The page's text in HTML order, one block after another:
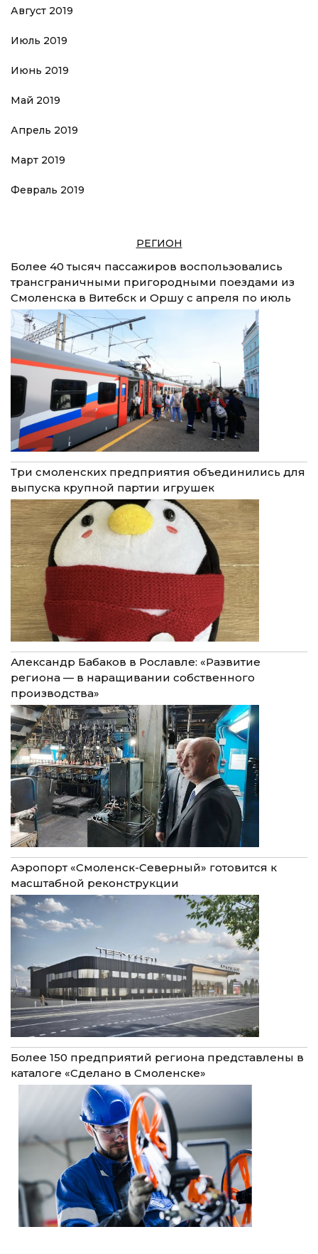
Август 2019
Июль 2019
Июнь 2019
Май 2019
Апрель 2019
Март 2019
Февраль 2019
РЕГИОН
Более 40 тысяч пассажиров воспользовались
трансграничными пригородными поездами из
Смоленска в Витебск и Оршу с апреля по июль
Три смоленских предприятия объединились для
выпуска крупной партии игрушек
Александр Бабаков в Рославле: «Развитие
региона — в наращивании собственного
производства»
Аэропорт «Смоленск-Северный» готовится к
масштабной реконструкции
Более 150 предприятий региона представлены в
каталоге «Сделано в Смоленске»